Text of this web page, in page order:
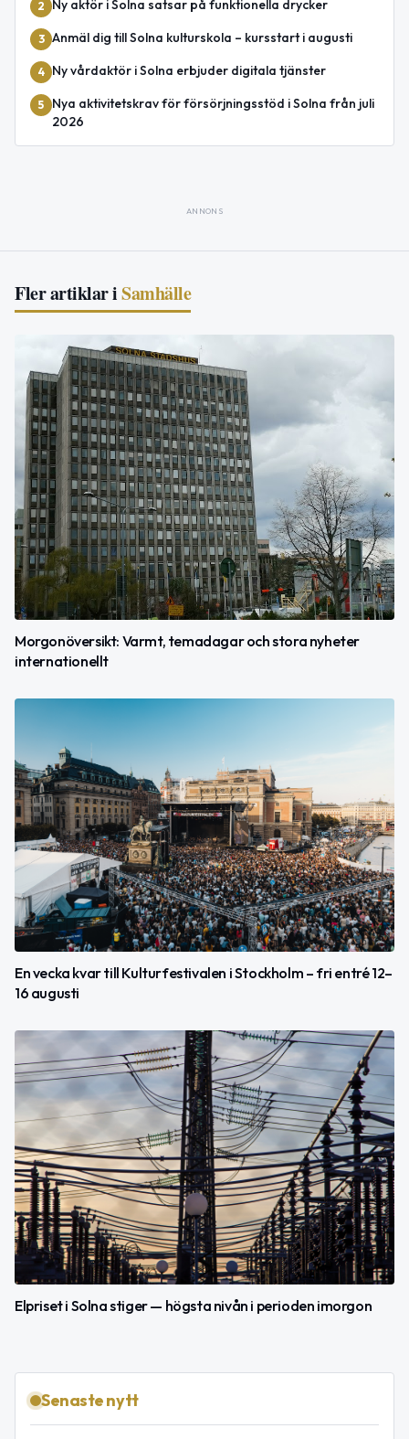
2 Ny aktör i Solna satsar på funktionella drycker
3 Anmäl dig till Solna kulturskola – kursstart i augusti
4 Ny vårdaktör i Solna erbjuder digitala tjänster
5
Nya aktivitetskrav för försörjningsstöd i Solna från juli
2026
ANNONS
Fler artiklar iSamhälle
Morgonöversikt: Varmt, temadagar och stora nyheter
internationellt
En vecka kvar till Kulturfestivalen i Stockholm – fri entré 12–
16 augusti
Elpriset i Solna stiger — högsta nivån i perioden imorgon
Senaste nytt